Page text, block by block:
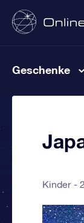
Geschenke
Kinder